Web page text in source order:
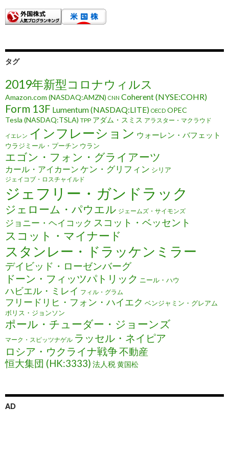
タグ
2019年新型コロナウィルス
Amazon.com (NASDAQ:AMZN) CNN Coherent (NYSE:COHR)
Form 13F Lumentum (NASDAQ:LITE) OECD OPEC
Tesla (NASDAQ:TSLA) TPP アダム・スミス アラスター・マクラウド
イエレン インフレーション ウォーレン・バフェット
ウラジミール・プーチン ウラン
エゴン・フォン・グライアーツ
カール・アイカーン ケン・グリフィン シリア
ジェイコブ・ロスチャイルド
ジェフリー・ガンドラック
ジェローム・パウエル ジェームズ・サイモンズ
ジョニー・ヘイコック スコット・ベッセント
スコット・マイナード
スタンレー・ドラッケンミラー
デイビッド・ローゼンバーグ
ドーン・フィッツパトリック ニール・ハウ
ハビエル・ミレイ フィル・グラム
フリードリヒ・フォン・ハイエク ベンジャミン・グレアム
ボリス・ジョンソン
ポール・チューダー・ジョーンズ
マーク・スピッツナゲル ラッセル・ネイピア
ロシア・ウクライナ戦争不動産
恒大集団 (HK:3333) 法人税黄国松
AD